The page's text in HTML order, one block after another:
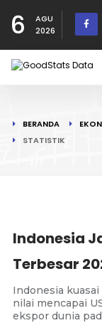
6
AGU
2026
BERANDA
STATISTIK
Indonesia
Terbesar
Indonesia
nilai mencapai
ekspor dunia